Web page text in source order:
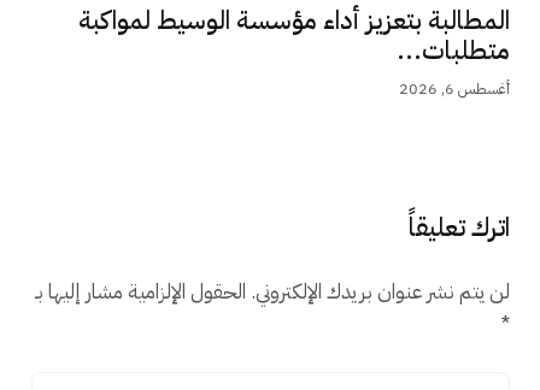
المطالبة بتعزيز أداء مؤسسة الوسيط لمواكبة
متطلبات...
أغسطس 6, 2026
اترك تعليقاً
لن يتم نشر عنوان بريدك الإلكتروني. الحقول الإلزامية مشار إليها بـ
*